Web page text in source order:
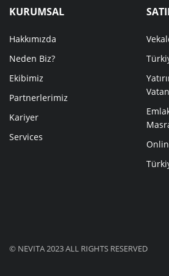
KURUMSAL
Hakkımızda
Neden Biz?
Ekibimiz
Partnerlerimiz
Kariyer
Services
© NEVITA 2023 ALL RIGHTS RESERVED